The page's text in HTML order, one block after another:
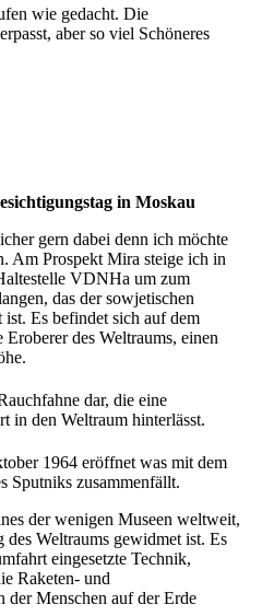
wie gedacht. Die
aber so viel Schöneres
in Moskau
gern dabei denn ich möchte
Am Prospekt Mira steige ich in
VDNHa um zum
das der sowjetischen
Es befindet sich auf dem
des Weltraums, einen
dar, die eine
in den Weltraum hinterlässt.
1964 eröffnet was mit dem
Sputniks zusammenfällt.
der wenigen Museen weltweit,
Weltraums gewidmet ist. Es
eingesetzte Technik,
Raketen- und
der Menschen auf der Erde